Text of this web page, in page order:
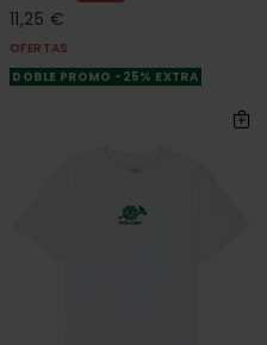
11,25 €
OFERTAS
DOBLE PROMO -25% EXTRA